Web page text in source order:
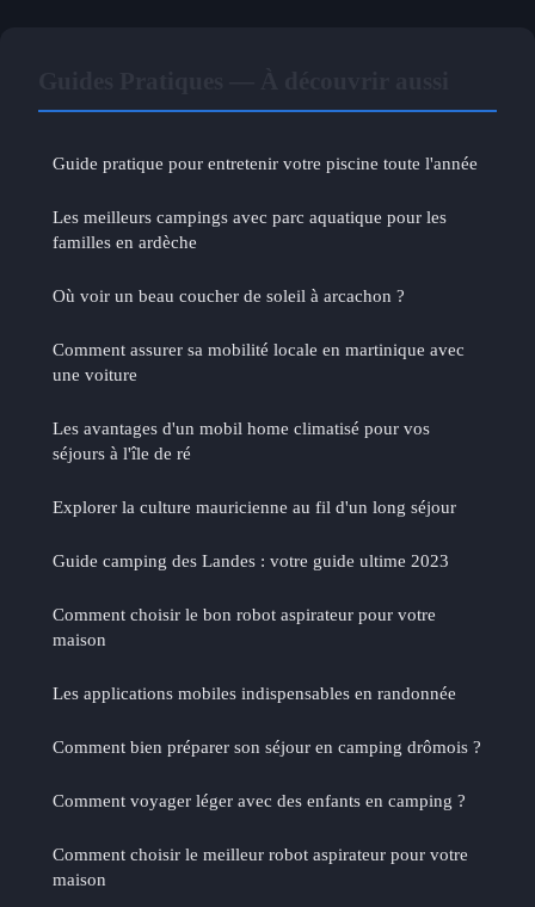
Guide pratique pour entretenir votre piscine toute l'année
Les meilleurs campings avec parc aquatique pour les
familles en ardèche
Où voir un beau coucher de soleil à arcachon ?
Comment assurer sa mobilité locale en martinique avec
une voiture
Les avantages d'un mobil home climatisé pour vos
séjours à l'île de ré
Explorer la culture mauricienne au fil d'un long séjour
Guide camping des Landes : votre guide ultime 2023
Comment choisir le bon robot aspirateur pour votre
maison
Les applications mobiles indispensables en randonnée
Comment bien préparer son séjour en camping drômois ?
Comment voyager léger avec des enfants en camping ?
Comment choisir le meilleur robot aspirateur pour votre
maison